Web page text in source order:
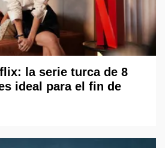
la serie turca de 8
ideal para el fin de